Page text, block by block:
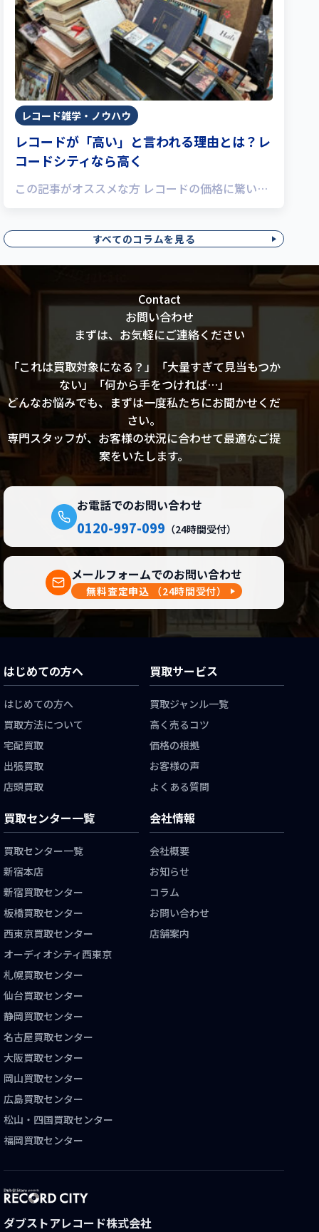
レコード雑学・ノウハウ
レコードが「高い」と言われる理由とは？レ
コードシティなら高く
この記事がオススメな方 レコードの価格に驚い…
すべてのコラムを見る
Contact
お問い合わせ
まずは、お気軽にご連絡ください
「これは買取対象になる？」「大量すぎて見当もつか
ない」「何から手をつければ…」
どんなお悩みでも、まずは一度私たちにお聞かせくだ
さい。
専門スタッフが、お客様の状況に合わせて最適なご提
案をいたします。
お電話でのお問い合わせ
0120-997-099 （24時間受付）
メールフォームでのお問い合わせ
無料査定申込 （24時間受付）
はじめての方へ
はじめての方へ
買取方法について
宅配買取
出張買取
店頭買取
買取サービス
買取ジャンル一覧
高く売るコツ
価格の根拠
お客様の声
よくある質問
買取センター一覧
買取センター一覧
新宿本店
新宿買取センター
板橋買取センター
西東京買取センター
オーディオシティ西東京
札幌買取センター
仙台買取センター
静岡買取センター
名古屋買取センター
大阪買取センター
岡山買取センター
広島買取センター
松山・四国買取センター
福岡買取センター
会社情報
会社概要
お知らせ
コラム
お問い合わせ
店舗案内
ダブストアレコード株式会社